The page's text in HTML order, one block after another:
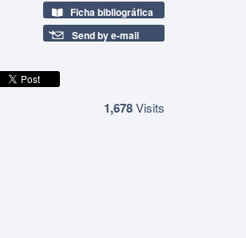
Ficha bibliográfica
Send by e-mail
1,678Visits